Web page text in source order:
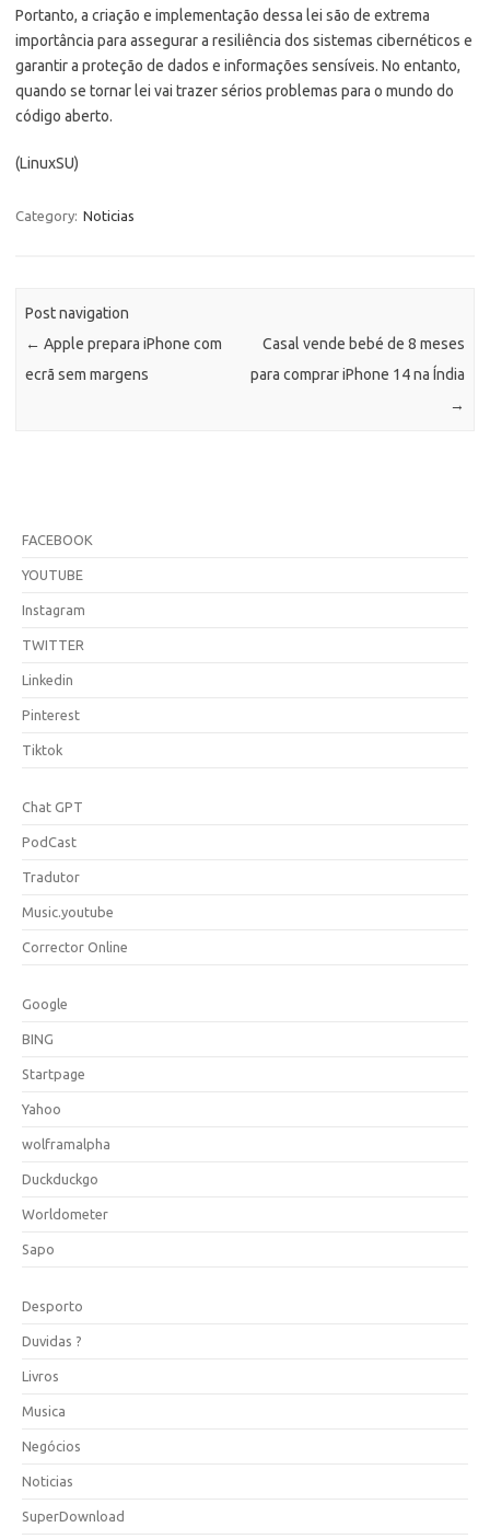
Portanto, a criação e implementação dessa lei são de extrema
importância para assegurar a resiliência dos sistemas cibernéticos e
garantir a proteção de dados e informações sensíveis. No entanto,
quando se tornar lei vai trazer sérios problemas para o mundo do
código aberto.
(LinuxSU)
Category: Noticias
Post navigation
← Apple prepara iPhone com
ecrã sem margens
Casal vende bebé de 8 meses
para comprar iPhone 14 na Índia
→
FACEBOOK
YOUTUBE
Instagram
TWITTER
Linkedin
Pinterest
Tiktok
Chat GPT
PodCast
Tradutor
Music.youtube
Corrector Online
Google
BING
Startpage
Yahoo
wolframalpha
Duckduckgo
Worldometer
Sapo
Desporto
Duvidas ?
Livros
Musica
Negócios
Noticias
SuperDownload